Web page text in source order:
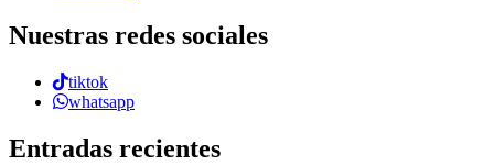
Nuestras redes sociales
tiktok
whatsapp
Entradas recientes